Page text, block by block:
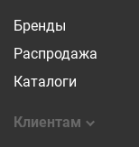
Бренды
Распродажа
Каталоги
Клиентам